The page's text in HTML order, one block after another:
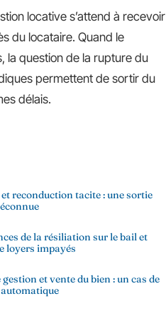
locative s’attend à recevoir
du locataire. Quand le
la question de la rupture du
permettent de sortir du
délais.
reconduction tacite : une sortie
de la résiliation sur le bail et
loyers impayés
et vente du bien : un cas de